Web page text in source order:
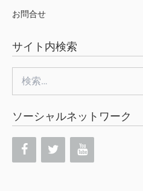
お問合せ
サイト内検索
索:
ソーシャルネットワーク